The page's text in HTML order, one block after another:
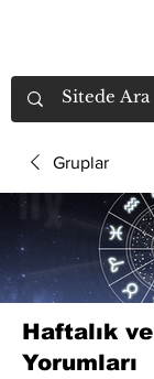
Gruplar
Haftalık
Yorumları